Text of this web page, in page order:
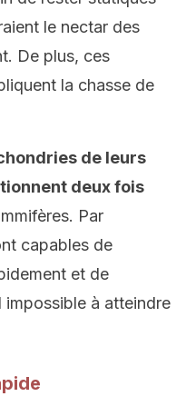
le nectar des
De plus, ces
la chasse de
de leurs
deux fois
Par
capables de
et de
impossible à atteindre